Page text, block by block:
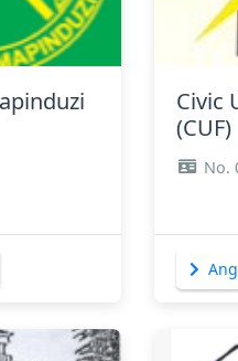
Civic
(CUF)
No.